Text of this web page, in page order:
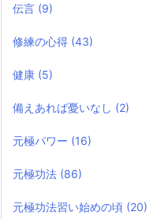
伝言 (9)
修練の心得 (43)
健康 (5)
備えあれば憂いなし (2)
元極パワー (16)
元極功法 (86)
元極功法習い始めの頃 (20)